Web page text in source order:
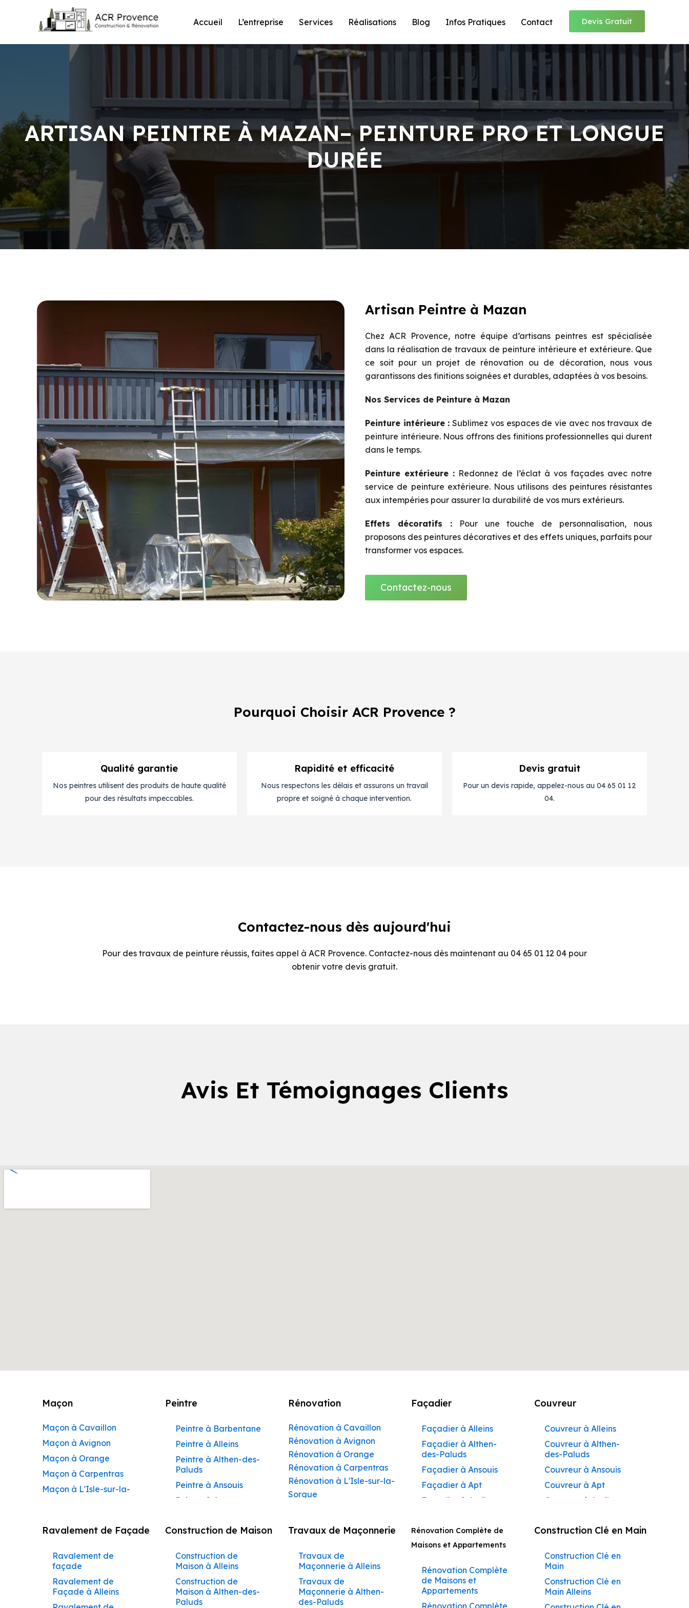
Accueil L’entreprise Services Réalisations Blog Infos Pratiques Contact Devis Gratuit
ARTISAN PEINTRE À MAZAN– PEINTURE PRO ET LONGUE
DURÉE
Artisan Peintre à Mazan
Chez ACR Provence, notre équipe d’artisans peintres est spécialisée
dans la réalisation de travaux de peinture intérieure et extérieure. Que
ce soit pour un projet de rénovation ou de décoration, nous vous
garantissons des finitions soignées et durables, adaptées à vos besoins.
Nos Services de Peinture à Mazan
Peinture intérieure : Sublimez vos espaces de vie avec nos travaux de
peinture intérieure. Nous offrons des finitions professionnelles qui durent
dans le temps.
Peinture extérieure : Redonnez de l’éclat à vos façades avec notre
service de peinture extérieure. Nous utilisons des peintures résistantes
aux intempéries pour assurer la durabilité de vos murs extérieurs.
Effets décoratifs :Pour une touche de personnalisation, nous
proposons des peintures décoratives et des effets uniques, parfaits pour
transformer vos espaces.
Contactez-nous
Pourquoi Choisir ACR Provence ?
Qualité garantie
Nos peintres utilisent des produits de haute qualité
pour des résultats impeccables.
Rapidité et efficacité
Nous respectons les délais et assurons un travail
propre et soigné à chaque intervention.
Devis gratuit
Pour un devis rapide, appelez-nous au 04 65 01 12
04.
Contactez-nous dès aujourd'hui
Pour des travaux de peinture réussis, faites appel à ACR Provence. Contactez-nous dès maintenant au 04 65 01 12 04 pour
obtenir votre devis gratuit.
Avis Et Témoignages Clients
Maçon
Maçon à Cavaillon
Maçon à Avignon
Maçon à Orange
Maçon à Carpentras
Maçon à L'Isle-sur-la-
Maçon à Pertuis
Maçon à Le Pontet
Maçon à Vaison-la-
Romaine
Peintre
Peintre à Barbentane
Peintre à Alleins
Peintre à Althen-des-
Paluds
Peintre à Ansouis
Peintre à Apt
Peintre à Aurons
Peintre à Beaumettes
Peintre à Beaumont-
de-Pertuis
Peintre à Bédarrides
Rénovation
Rénovation à Cavaillon
Rénovation à Avignon
Rénovation à Orange
Rénovation à Carpentras
Rénovation à L'Isle-sur-la-
Sorgue
Rénovation à Sorgues
Rénovation à Vaison-la-
Romaine
Rénovation à Bollène
Rénovation à Monteux
Façadier
Façadier à Alleins
Façadier à Althen-
des-Paluds
Façadier à Ansouis
Façadier à Apt
Façadier à Auribeau
Façadier à
AvignonFaçadier à
Barbentane
Façadier à
Beaumettes
Couvreur
Couvreur à Alleins
Couvreur à Althen-
des-Paluds
Couvreur à Ansouis
Couvreur à Apt
Couvreur à Auribeau
Couvreur à Avignon
Barbentane
Couvreur à
Beaumettes
Couvreur à Beaumont-
Ravalement de Façade
Ravalement de
façade
Ravalement de
Façade à Alleins
Construction de Maison
Construction de
Maison à Alleins
Construction de
Maison à Althen-des-
Paluds
Travaux de Maçonnerie
Travaux de
Maçonnerie à Alleins
Travaux de
Maçonnerie à Althen-
des-Paluds
Rénovation Complète de
Maisons et Appartements
Rénovation Complète
de Maisons et
Appartements
Rénovation Complète
Construction Clé en Main
Construction Clé en
Main
Construction Clé en
Main Alleins